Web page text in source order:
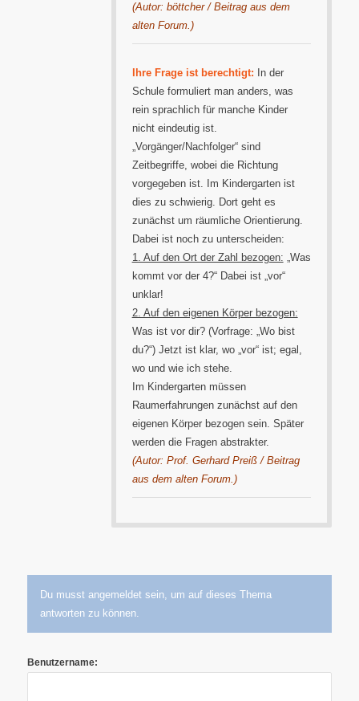
(Autor: böttcher / Beitrag aus dem
alten Forum.)
Ihre Frage ist berechtigt: In der
Schule formuliert man anders, was
rein sprachlich für manche Kinder
nicht eindeutig ist.
„Vorgänger/Nachfolger“ sind
Zeitbegriffe, wobei die Richtung
vorgegeben ist. Im Kindergarten ist
dies zu schwierig. Dort geht es
zunächst um räumliche Orientierung.
Dabei ist noch zu unterscheiden:
1. Auf den Ort der Zahl bezogen: „Was
kommt vor der 4?“ Dabei ist „vor“
unklar!
2. Auf den eigenen Körper bezogen:
Was ist vor dir? (Vorfrage: „Wo bist
du?“) Jetzt ist klar, wo „vor“ ist; egal,
wo und wie ich stehe.
Im Kindergarten müssen
Raumerfahrungen zunächst auf den
eigenen Körper bezogen sein. Später
werden die Fragen abstrakter.
(Autor: Prof. Gerhard Preiß / Beitrag
aus dem alten Forum.)
Du musst angemeldet sein, um auf dieses Thema
antworten zu können.
Benutzername: